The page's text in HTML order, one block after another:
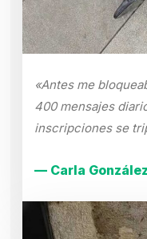
«Antes me
400 mensajes
inscripciones se
— Carla